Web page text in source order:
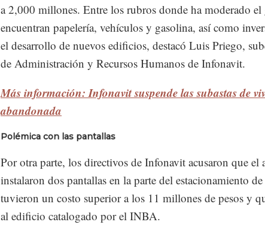
a 2,000 millones. Entre los rubros donde ha moderado el
encuentran papelería, vehículos y gasolina, así como
el desarrollo de nuevos edificios, destacó Luis Priego,
de Administración y Recursos Humanos de Infonavit.
Más información: Infonavit suspende las subastas de
abandonada
Polémica con las pantallas
Por otra parte, los directivos de Infonavit acusaron que el
instalaron dos pantallas en la parte del estacionamiento
tuvieron un costo superior a los 11 millones de pesos y
al edificio catalogado por el INBA.